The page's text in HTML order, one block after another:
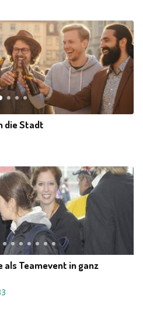
die Stadt
Teamevent in ganz